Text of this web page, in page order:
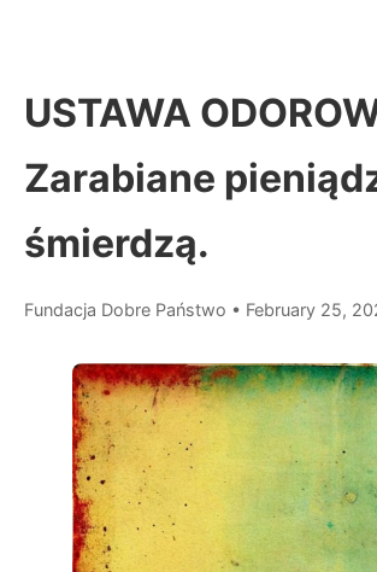
USTAWA
Zarabiane
śmierdzą.
Fundacja Dobre Państwo • February 25,